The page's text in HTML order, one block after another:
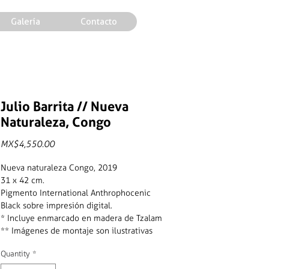
Galería Contacto
Julio Barrita // Nueva
Naturaleza, Congo
MX$4,550.00Price
Nueva naturaleza Congo, 2019
31 x 42 cm.
Pigmento International Anthrophocenic
Black sobre impresión digital.
* Incluye enmarcado en madera de Tzalam
** Imágenes de montaje son ilustrativas
Quantity *